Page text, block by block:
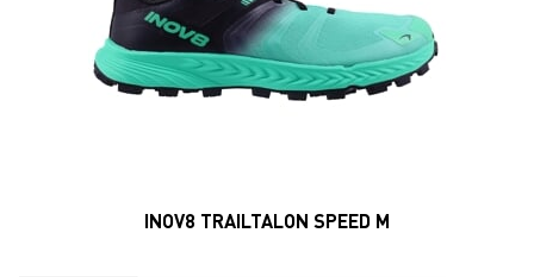
INOV8 TRAILTALON SPEED M